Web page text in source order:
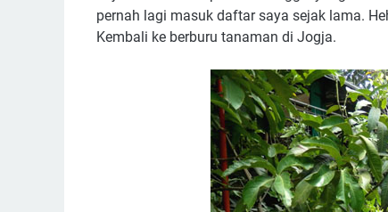
pernah lagi masuk daftar saya sejak lama.
Kembali ke berburu tanaman di Jogja.